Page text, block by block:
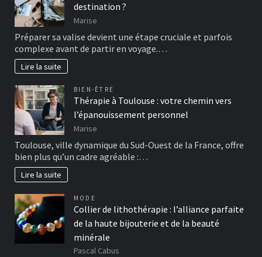
destination ?
Marise
Préparer sa valise devient une étape cruciale et parfois
complexe avant de partir en voyage.…
Lire la suite
BIEN-ÊTRE
Thérapie à Toulouse : votre chemin vers
l’épanouissement personnel
Marise
Toulouse, ville dynamique du Sud-Ouest de la France, offre
bien plus qu’un cadre agréable :…
Lire la suite
MODE
Collier de lithothérapie : l’alliance parfaite
de la haute bijouterie et de la beauté
minérale
Pascal Cabus